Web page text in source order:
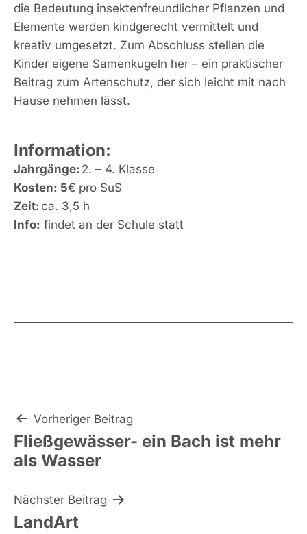
die Bedeutung insektenfreundlicher Pflanzen und
Elemente werden kindgerecht vermittelt und
kreativ umgesetzt. Zum Abschluss stellen die
Kinder eigene Samenkugeln her – ein praktischer
Beitrag zum Artenschutz, der sich leicht mit nach
Hause nehmen lässt.
Information:
Jahrgänge: 2. – 4. Klasse
Kosten: 5€ pro SuS
Zeit: ca. 3,5 h
Info: findet an der Schule statt
Beitragsnavigation
Vorheriger Beitrag
Fließgewässer- ein Bach ist mehr
als Wasser
Nächster Beitrag
LandArt